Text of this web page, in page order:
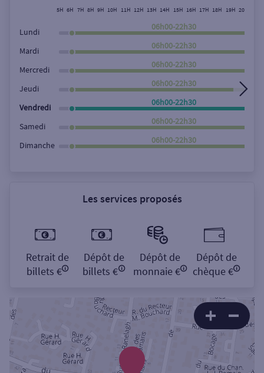
Rue
Rechercher
5H 6H 7H 8H 9H 10H 11H 12H 13H 14H 15H 16H 17H 18H 19H 20H
Lundi
06h00-22h30
Mardi
06h00-22h30
Mercredi
06h00-22h30
Jeudi
06h00-22h30
Vendredi
06h00-22h30
Samedi
06h00-22h30
Dimanche
06h00-22h30
Les services proposés
Retrait de
billets €
Dépôt de
billets €
Dépôt de
monnaie €
Dépôt de
chèque €